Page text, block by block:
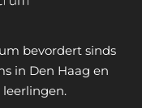
bevordert sinds
in Den Haag en
leerlingen.